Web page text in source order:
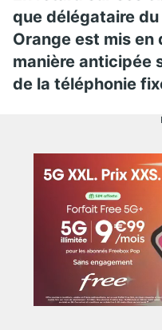
que délégataire
Orange est mis en
manière anticipée
de la téléphonie